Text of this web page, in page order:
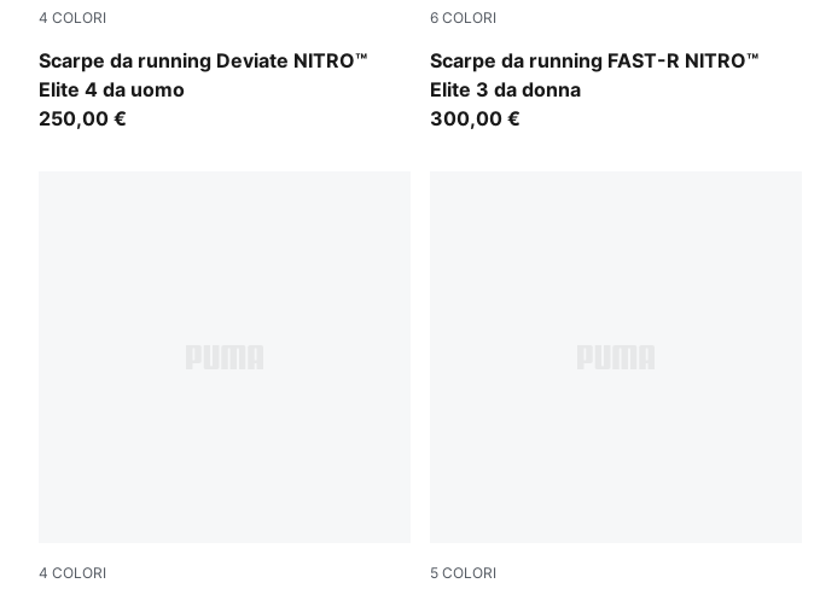
4 COLORI
Scarpe da running Deviate NITRO™
Elite 4 da uomo
Ultra Red-Inky Depths-PUMA White
250,00 €
6 COLORI
Scarpe da running FAST-R NITRO™
Elite 3 da donna
Ultra Red-Inky Depths-PUMA White
300,00 €
4 COLORI 5 COLORI